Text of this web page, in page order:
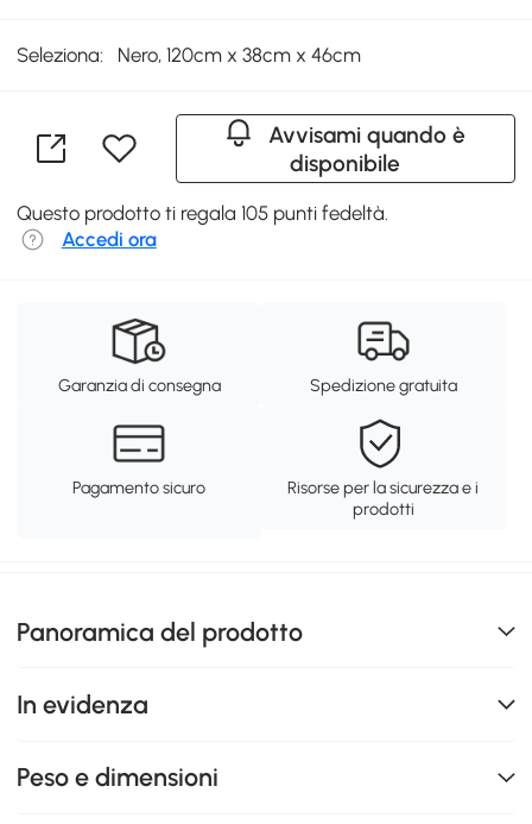
Seleziona: Nero, 120cm x 38cm x 46cm
Avvisami quando è
disponibile
Questo prodotto ti regala 105 punti fedeltà.
Accedi ora
Garanzia di consegna Spedizione gratuita
Pagamento sicuro
Risorse per la sicurezza e i
prodotti
Panoramica del prodotto
In evidenza
Peso e dimensioni